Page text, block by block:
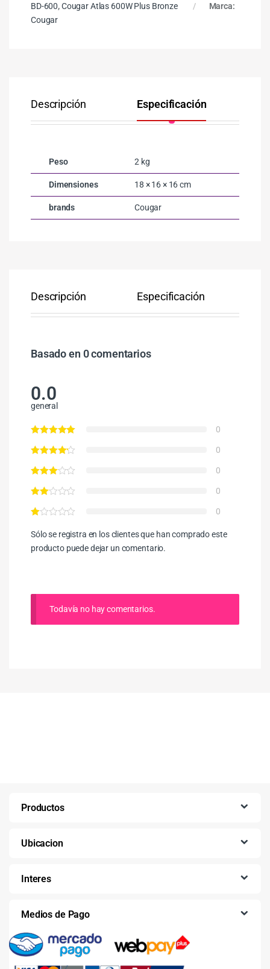
BD-600,Cougar Atlas 600W Plus Bronze
Marca:
Cougar
Descripción Especificación
Peso 2 kg
Dimensiones 18 × 16 × 16 cm
brands Cougar
Descripción Especificación
Basado en 0 comentarios
0.0
general
0
0
0
0
0
Sólo se registra en los clientes que han comprado este
producto puede dejar un comentario.
Todavía no hay comentarios.
Productos
Ubicacion
Interes
Medios de Pago